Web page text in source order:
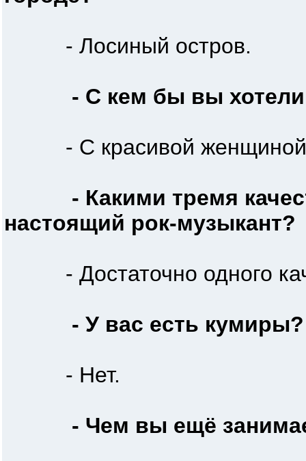
- Лосиный остров.
- С кем бы вы
- С красивой
- Какими тремя
настоящий рок-музыкант?
- Достаточно одного
- У вас есть кумиры?
- Нет.
- Чем вы ещё